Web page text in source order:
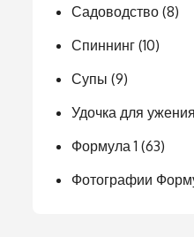
Садоводство (8)
Спиннинг (10)
Супы (9)
Удочка для
Формула 1 (63)
Фотографии